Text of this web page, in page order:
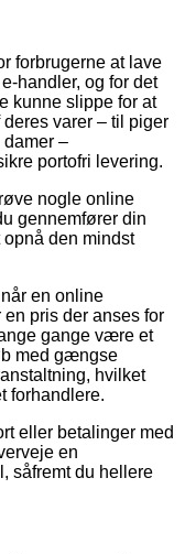
forbrugerne at lave
handler, og for det
kunne slippe for at
varer – til piger
damer –
portofri levering.
nogle online
gennemfører din
den mindst
en online
pris der anses for
gange være et
med gængse
hvilket
forhandlere.
eller betalinger med
en
såfremt du hellere